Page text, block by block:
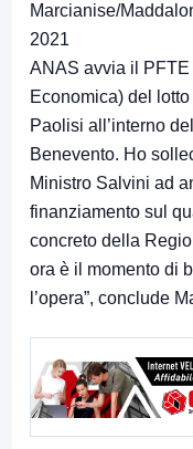
Marcianise/
2021
ANAS avvia il
Economica) del
Paolisi all’interno
Benevento. Ho
Ministro Salvini ad
finanziamento sul
concreto della
ora è il momento di
l’opera”, conclude